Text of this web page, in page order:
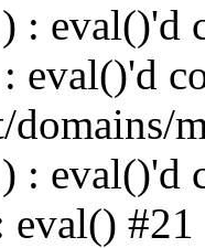
: eval()'d
eval()'d
domains/
: eval()'d
eval() #21